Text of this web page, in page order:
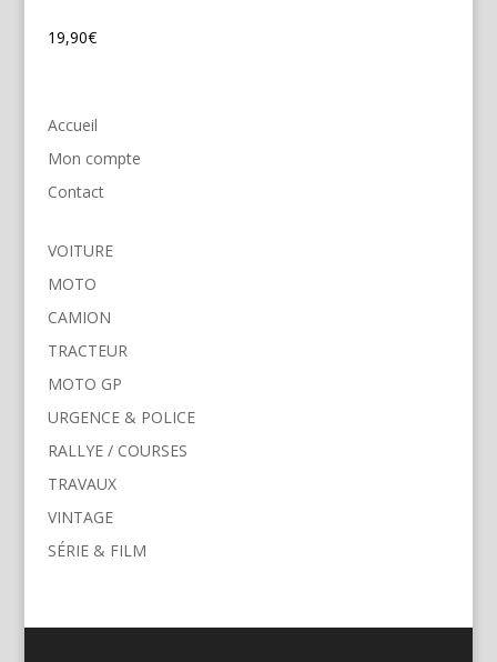
19,90€
Accueil
Mon compte
Contact
VOITURE
MOTO
CAMION
TRACTEUR
MOTO GP
URGENCE & POLICE
RALLYE / COURSES
TRAVAUX
VINTAGE
SÉRIE & FILM